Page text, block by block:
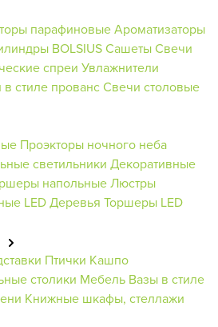
парафиновыеАроматизаторы
BOLSIUSСашетыСвечи
спреи Увлажнители
стиле провансСвечи столовые
Проэкторы ночного неба
светильники Декоративные
напольныеЛюстры
LED Деревья Торшеры LED
Птички Кашпо
столики Мебель Вазы в стиле
Книжные шкафы, стеллажи